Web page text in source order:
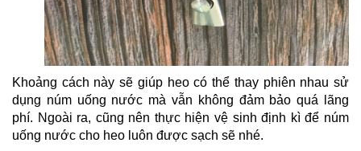
Khoảng cách này sẽ giúp heo có thể thay phiên nhau sử
dụng núm uống nước mà vẫn không đảm bảo quá lãng
phí. Ngoài ra, cũng nên thực hiện vệ sinh định kì để núm
uống nước cho heo luôn được sạch sẽ nhé.